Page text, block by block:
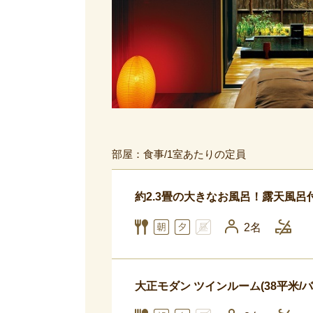
部屋：食事/1室あたりの定員
約2.3畳の大きなお風呂！露天風呂
2名
大正モダン ツインルーム(38平米/